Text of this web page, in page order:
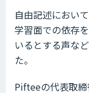
自由記述におい
学習面での依存
いるとする声な
た。
Pifteeの代表取締